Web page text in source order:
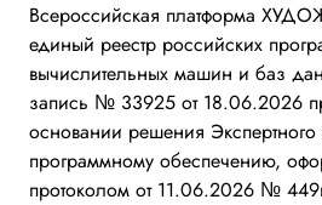
Всероссийская платформа
единый реестр российских
вычислительных машин и баз
запись № 33925 от 18.06.2026
основании решения Экспертного
программному обеспечению,
протоколом от 11.06.2026 №